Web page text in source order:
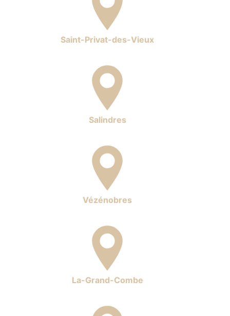
Saint-Privat-des-Vieux
Salindres
Vézénobres
La-Grand-Combe